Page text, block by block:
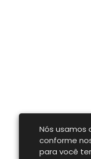
Nós usamos
conforme
para você